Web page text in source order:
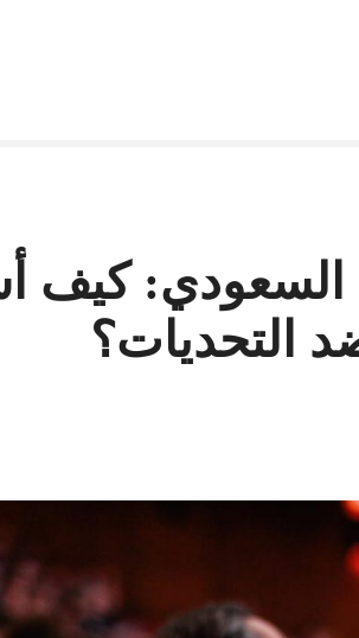
السعودي:
التحديات؟